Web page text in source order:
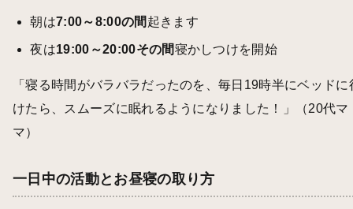
朝は7:00～8:00の間 起きます
夜は19:00～20:00その間寝かしつけを開始
「寝る時間がバラバラだったのを、毎日19時半にベッドに
けたら、スムーズに眠れるようになりました！」（20代マ
マ）
一日中の活動とお昼寝の取り方